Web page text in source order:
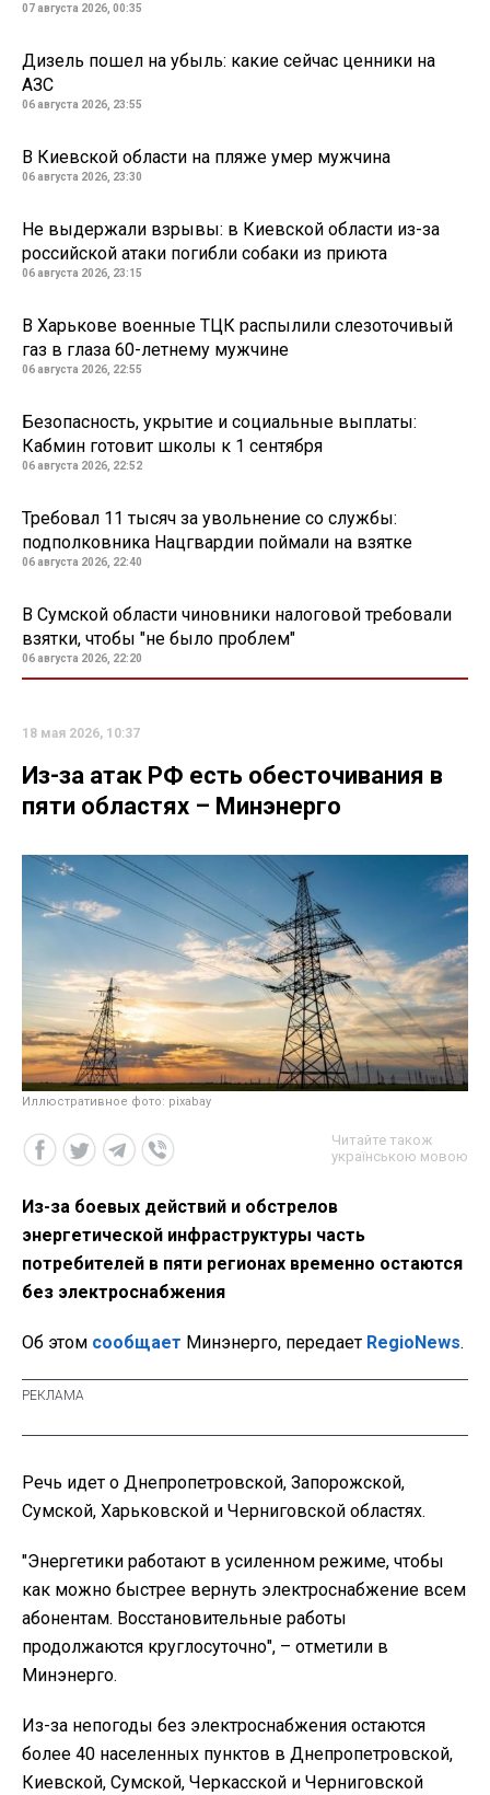
07 августа 2026, 00:35
Дизель пошел на убыль: какие сейчас ценники на
АЗС
06 августа 2026, 23:55
В Киевской области на пляже умер мужчина
06 августа 2026, 23:30
Не выдержали взрывы: в Киевской области из-за
российской атаки погибли собаки из приюта
06 августа 2026, 23:15
В Харькове военные ТЦК распылили слезоточивый
газ в глаза 60-летнему мужчине
06 августа 2026, 22:55
Безопасность, укрытие и социальные выплаты:
Кабмин готовит школы к 1 сентября
06 августа 2026, 22:52
Требовал 11 тысяч за увольнение со службы:
подполковника Нацгвардии поймали на взятке
06 августа 2026, 22:40
В Сумской области чиновники налоговой требовали
взятки, чтобы "не было проблем"
06 августа 2026, 22:20
18 мая 2026, 10:37
Из-за атак РФ есть обесточивания в
пяти областях – Минэнерго
Иллюстративное фото: pixabay
Читайте також
українською мовою
Из-за боевых действий и обстрелов
энергетической инфраструктуры часть
потребителей в пяти регионах временно остаются
без электроснабжения
Об этом сообщает Минэнерго, передает RegioNews.
Речь идет о Днепропетровской, Запорожской,
Сумской, Харьковской и Черниговской областях.
"Энергетики работают в усиленном режиме, чтобы
как можно быстрее вернуть электроснабжение всем
абонентам. Восстановительные работы
продолжаются круглосуточно", – отметили в
Минэнерго.
Из-за непогоды без электроснабжения остаются
более 40 населенных пунктов в Днепропетровской,
Киевской, Сумской, Черкасской и Черниговской